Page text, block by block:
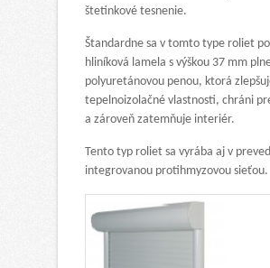
štetinkové tesnenie.
Štandardne sa v tomto type roliet
hliníková lamela s výškou 37 mm
polyuretánovou penou, ktorá
tepelnoizolačné vlastnosti, chráni
a zároveň zatemňuje interiér.
Tento typ roliet sa vyrába aj v
integrovanou protihmyzovou sieťou.